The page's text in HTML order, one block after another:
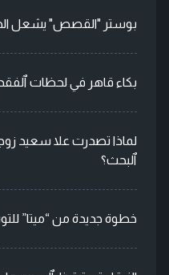
بوستر "القصص" يشعل
بكاء قاهر في لحظات ٱلفقد
لماذا تصدرت علا سعيد
ٱلبحث؟
خطوة جديدة من “ميتا”